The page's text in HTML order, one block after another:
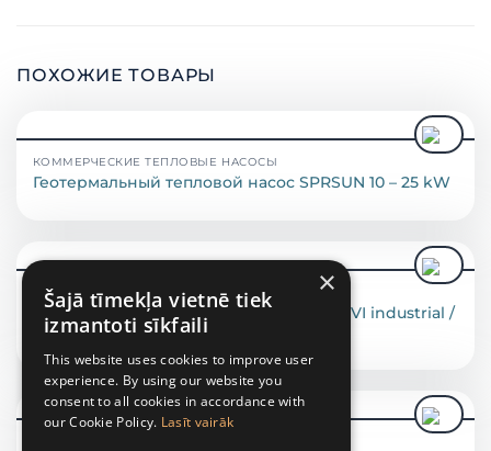
ПОХОЖИЕ ТОВАРЫ
КОММЕРЧЕСКИЕ ТЕПЛОВЫЕ НАСОСЫ
Геотермальный тепловой насос SPRSUN 10 – 25 kW
КОММЕРЧЕСКИЕ ТЕПЛОВЫЕ НАСОСЫ
Тепловой насос воздух-вода SPRSUN EVI industrial /
52-92 kW
×
Šajā tīmekļa vietnē tiek
izmantoti sīkfaili
This website uses cookies to improve user
experience. By using our website you
consent to all cookies in accordance with
our Cookie Policy. Lasīt vairāk